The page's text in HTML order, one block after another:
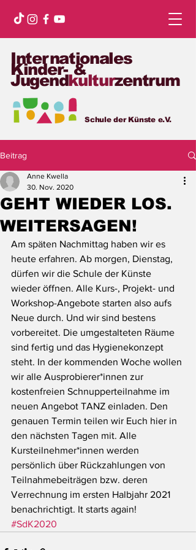
Internationales
Kinder- &
Jugendkulturzentrum
Schule der Künste e.V.
Beitrag
GEHT WIEDER LOS.
WEITERSAGEN!
Anne Kwella
30. Nov. 2020
Am späten Nachmittag haben wir es
heute erfahren. Ab morgen, Dienstag,
dürfen wir die Schule der Künste
wieder öffnen. Alle Kurs-, Projekt- und
Workshop-Angebote starten also aufs
Neue durch. Und wir sind bestens
vorbereitet. Die umgestalteten Räume
sind fertig und das Hygienekonzept
steht. In der kommenden Woche wollen
wir alle Ausprobierer*innen zur
kostenfreien Schnupperteilnahme im
neuen Angebot TANZ einladen. Den
genauen Termin teilen wir Euch hier in
den nächsten Tagen mit. Alle
Kursteilnehmer*innen werden
persönlich über Rückzahlungen von
Teilnahmebeiträgen bzw. deren
Verrechnung im ersten Halbjahr 2021
benachrichtigt. It starts again!
#SdK2020